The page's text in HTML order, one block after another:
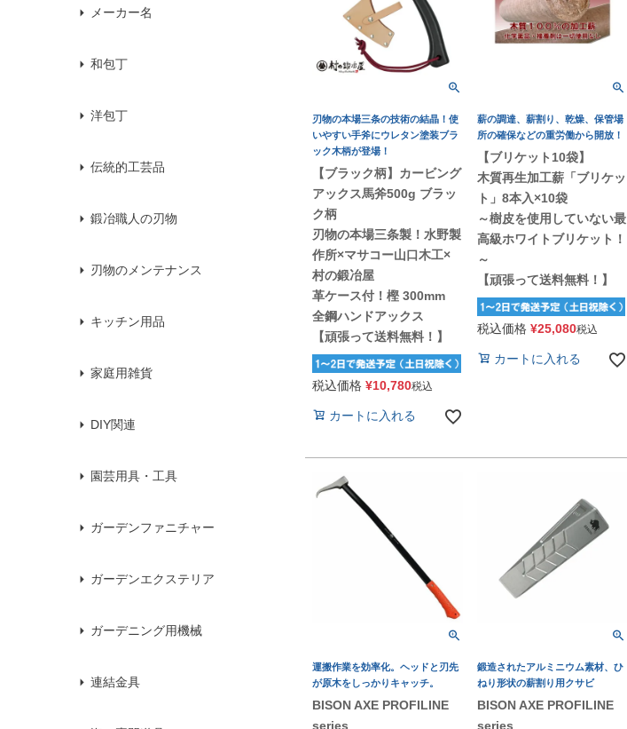
メーカー名
和包丁
洋包丁
伝統的工芸品
鍛冶職人の刃物
刃物のメンテナンス
キッチン用品
家庭用雑貨
DIY関連
園芸用具・工具
ガーデンファニチャー
ガーデンエクステリア
ガーデニング用機械
連結金具
刃物の本場三条の技術の結晶！使
いやすい手斧にウレタン塗装ブラ
ック木柄が登場！
【ブラック柄】カービング
アックス馬斧500g ブラッ
ク柄
刃物の本場三条製！水野製
作所×マサコー山口木工×
村の鍛冶屋
革ケース付！樫 300mm
全鋼ハンドアックス
【頑張って送料無料！】
税込価格 ¥10,780税込
カートに入れる
薪の調達、薪割り、乾燥、保管場
所の確保などの重労働から開放！
【ブリケット10袋】
木質再生加工薪「ブリケッ
ト」8本入×10袋
～樹皮を使用していない最
高級ホワイトブリケット！
～
【頑張って送料無料！】
税込価格 ¥25,080税込
カートに入れる
運搬作業を効率化。ヘッドと刃先
が原木をしっかりキャッチ。
BISON AXE PROFILINE
series
鍛造されたアルミニウム素材、ひ
ねり形状の薪割り用クサビ
BISON AXE PROFILINE
series